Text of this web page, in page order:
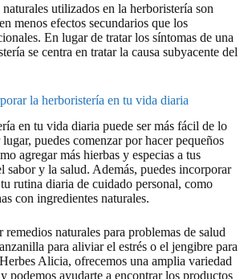
utilizados en la herboristería son
menos efectos secundarios que los
En lugar de tratar los síntomas de una
se centra en tratar la causa subyacente del
la herboristería en tu vida diaria
en tu vida diaria puede ser más fácil de lo
puedes comenzar por hacer pequeños
agregar más hierbas y especias a tus
sabor y la salud. Además, puedes incorporar
rutina diaria de cuidado personal, como
con ingredientes naturales.
remedios naturales para problemas de salud
para aliviar el estrés o el jengibre para
Alicia, ofrecemos una amplia variedad
podemos ayudarte a encontrar los productos